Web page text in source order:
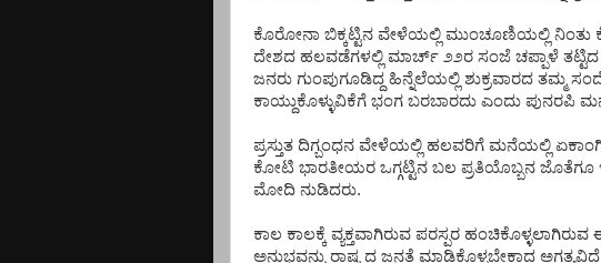
ಕೊರೋನಾ ಬಿಕ್ಕಟ್ಟಿನ ವೇಳೆಯಲ್ಲಿ ಮುಂಚೂಣಿಯಲ್ಲಿ ನಿಂತು
ದೇಶದ ಹಲವಡೆಗಳಲ್ಲಿ ಮಾರ್ಚ್ ೨೨ರ ಸಂಜೆ ಚಪ್ಪಾಳೆ ತಟ್ಟಿದ
ಜನರು ಗುಂಪುಗೂಡಿದ್ದ ಹಿನ್ನೆಲೆಯಲ್ಲಿ ಶುಕ್ರವಾರದ ತಮ್ಮ
ಕಾಯ್ದುಕೊಳ್ಳುವಿಕೆಗೆ ಭಂಗ ಬರಬಾರದು ಎಂದು ಪುನರಪಿ
ಪ್ರಸ್ತುತ ದಿಗ್ಬಂಧನ ವೇಳೆಯಲ್ಲಿ ಹಲವರಿಗೆ ಮನೆಯಲ್ಲಿ
ಕೋಟಿ ಭಾರತೀಯರ ಒಗ್ಗಟ್ಟಿನ ಬಲ ಪ್ರತಿಯೊಬ್ಬನ ಜೊತೆಗೂ
ಮೋದಿ ನುಡಿದರು.
ಕಾಲ ಕಾಲಕ್ಕೆ ವ್ಯಕ್ತವಾಗಿರುವ ಪರಸ್ಪರ ಹಂಚಿಕೊಳ್ಳಲಾಗಿರುವ
ಅನುಭವನ್ನು ರಾಷ್ಟ್ರದ ಜನತೆ ಮಾಡಿಕೊಳ್ಳಬೇಕಾದ ಅಗತ್ಯವಿದೆ